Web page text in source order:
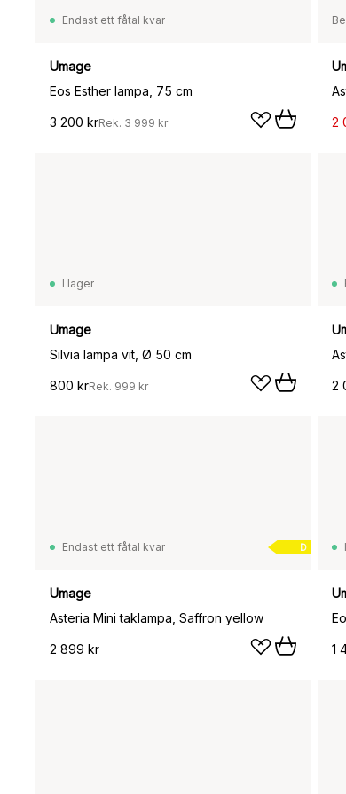
Endast ett fåtal kvar
Umage
Eos Esther lampa, 75 cm
3 200 krRek. 3 999 kr 2
I lager
Umage
Silvia lampa vit, Ø 50 cm
800 krRek. 999 kr 2
D
Endast ett fåtal kvar
Umage
Asteria Mini taklampa, Saffron yellow
2 899 kr 1